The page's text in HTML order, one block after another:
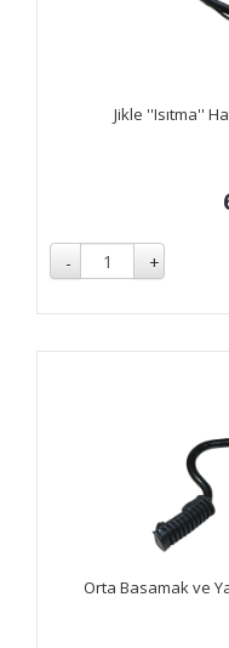
Jikle ''Isıtma''
Orta Basamak ve